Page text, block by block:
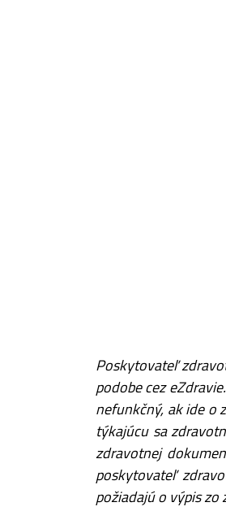
Poskytovateľ
podobe cez
nefunkčný, ak ide o
týkajúcu sa
zdravotnej
poskytovateľ
požiadajú o výpis